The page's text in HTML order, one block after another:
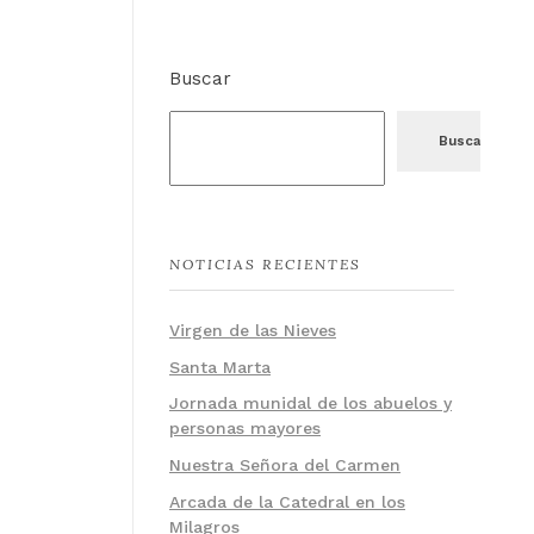
Buscar
Buscar
NOTICIAS RECIENTES
Virgen de las Nieves
Santa Marta
Jornada munidal de los abuelos y
personas mayores
Nuestra Señora del Carmen
Arcada de la Catedral en los
Milagros